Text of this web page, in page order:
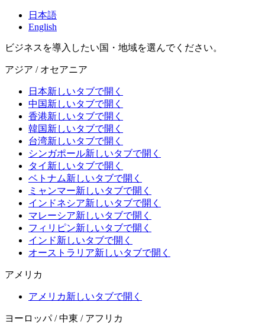
日本語
English
ビジネスを導入したい国・地域を選んでください。
アジア / オセアニア
日本新しいタブで開く
中国新しいタブで開く
香港新しいタブで開く
韓国新しいタブで開く
台湾新しいタブで開く
シンガポール新しいタブで開く
タイ 新しいタブで開く
ベトナム新しいタブで開く
ミャンマー新しいタブで開く
インドネシア新しいタブで開く
マレーシア新しいタブで開く
フィリピン新しいタブで開く
インド新しいタブで開く
オーストラリア新しいタブで開く
アメリカ
アメリカ新しいタブで開く
ヨーロッパ / 中東 / アフリカ